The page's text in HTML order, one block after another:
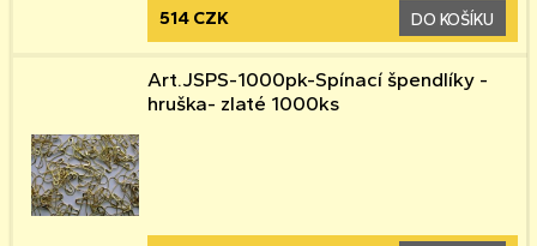
514 CZK DO KOŠÍKU
Art.JSPS-1000pk-Spínací špendlíky -
hruška- zlaté 1000ks